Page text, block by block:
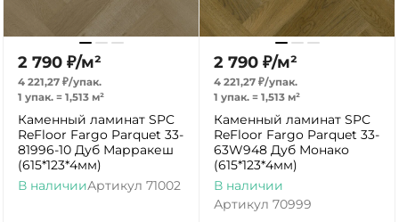
2 790 ₽/м²
4 221,27 ₽/упак.
1 упак. = 1,513 м²
Каменный ламинат SPC
ReFloor Fargo Parquet 33-
81996-10 Дуб Марракеш
(615*123*4мм)
В наличииАртикул 71002
2 790 ₽/м²
4 221,27 ₽/упак.
1 упак. = 1,513 м²
Каменный ламинат SPC
ReFloor Fargo Parquet 33-
63W948 Дуб Монако
(615*123*4мм)
В наличии
Артикул 70999